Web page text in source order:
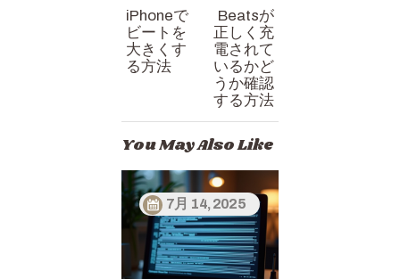
ョ
ン
iPhoneで
ビートを
大きくす
る方法
Beatsが
正しく充
電されて
いるかど
うか確認
する方法
You May Also Like
7月 14, 2025